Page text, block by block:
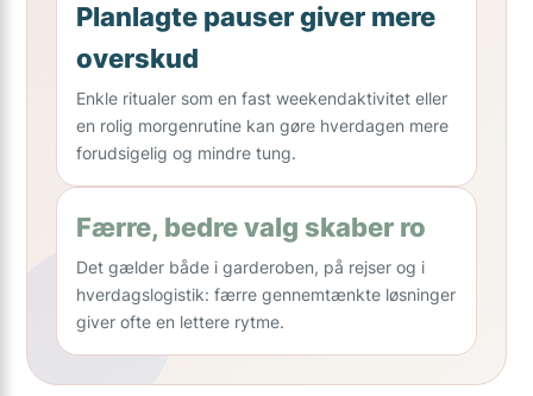
Planlagte pauser giver mere
overskud
Enkle ritualer som en fast weekendaktivitet eller
en rolig morgenrutine kan gøre hverdagen mere
forudsigelig og mindre tung.
Færre, bedre valg skaber ro
Det gælder både i garderoben, på rejser og i
hverdagslogistik: færre gennemtænkte løsninger
giver ofte en lettere rytme.